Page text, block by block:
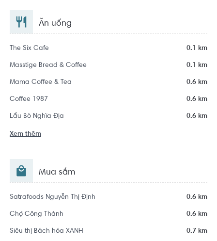
Ăn uống
The Six Cafe 0.1 km
Masstige Bread & Coffee 0.1 km
Mama Coffee & Tea 0.6 km
Coffee 1987 0.6 km
Lẩu Bò Nghĩa Địa 0.6 km
Xem thêm
Mua sắm
Satrafoods Nguyễn Thị Định 0.6 km
Chợ Công Thành 0.6 km
Siêu thị Bách hóa XANH 0.7 km